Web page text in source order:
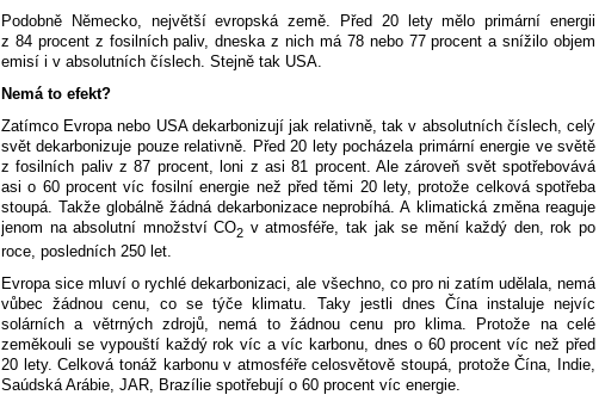
Podobně Německo, největší evropská země. Před 20 lety mělo primární energii
z 84 procent z fosilních paliv, dneska z nich má 78 nebo 77 procent a snížilo objem
emisí i v absolutních číslech. Stejně tak USA.
Nemá to efekt?
Zatímco Evropa nebo USA dekarbonizují jak relativně, tak v absolutních číslech, celý
svět dekarbonizuje pouze relativně. Před 20 lety pocházela primární energie ve světě
z fosilních paliv z 87 procent, loni z asi 81 procent. Ale zároveň svět spotřebovává
asi o 60 procent víc fosilní energie než před těmi 20 lety, protože celková spotřeba
stoupá. Takže globálně žádná dekarbonizace neprobíhá. A klimatická změna reaguje
jenom na absolutní množství CO2 v atmosféře, tak jak se mění každý den, rok po
roce, posledních 250 let.
Evropa sice mluví o rychlé dekarbonizaci, ale všechno, co pro ni zatím udělala, nemá
vůbec žádnou cenu, co se týče klimatu. Taky jestli dnes Čína instaluje nejvíc
solárních a větrných zdrojů, nemá to žádnou cenu pro klima. Protože na celé
zeměkouli se vypouští každý rok víc a víc karbonu, dnes o 60 procent víc než před
20 lety. Celková tonáž karbonu v atmosféře celosvětově stoupá, protože Čína, Indie,
Saúdská Arábie, JAR, Brazílie spotřebují o 60 procent víc energie.